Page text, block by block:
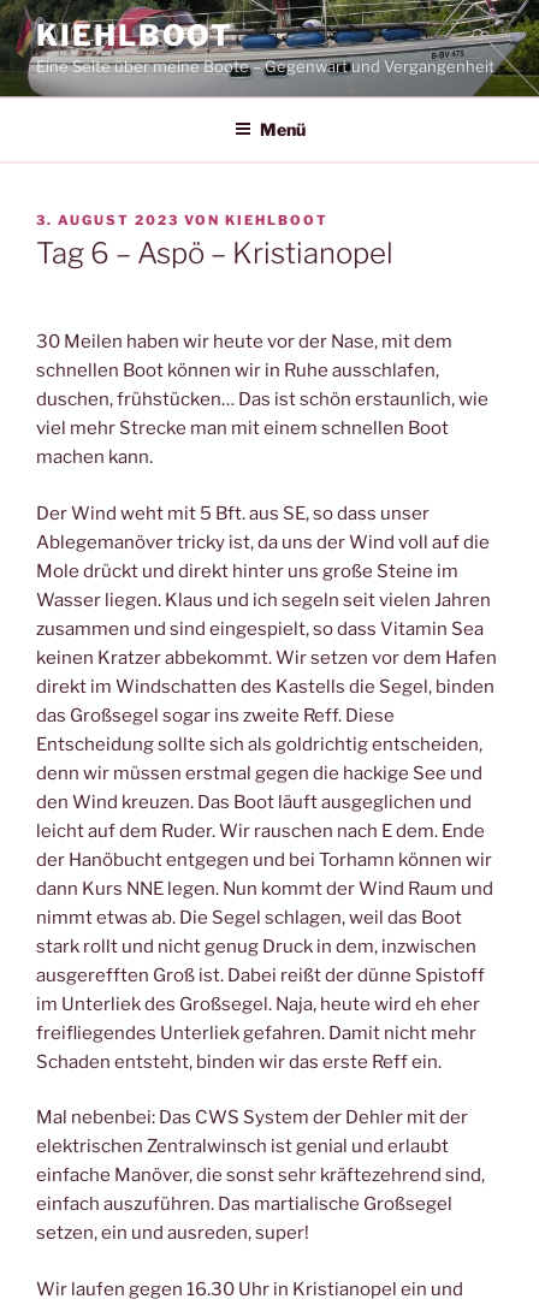
Zum
Inhalt
springen
KIEHLBOOT
Eine Seite über meine Boote – Gegenwart und Vergangenheit
Menü
VERÖFFENTLICHT
AM
3. AUGUST 2023 VON KIEHLBOOT
Tag 6 – Aspö – Kristianopel
30 Meilen haben wir heute vor der Nase, mit dem
schnellen Boot können wir in Ruhe ausschlafen,
duschen, frühstücken… Das ist schön erstaunlich, wie
viel mehr Strecke man mit einem schnellen Boot
machen kann.
Der Wind weht mit 5 Bft. aus SE, so dass unser
Ablegemanöver tricky ist, da uns der Wind voll auf die
Mole drückt und direkt hinter uns große Steine im
Wasser liegen. Klaus und ich segeln seit vielen Jahren
zusammen und sind eingespielt, so dass Vitamin Sea
keinen Kratzer abbekommt. Wir setzen vor dem Hafen
direkt im Windschatten des Kastells die Segel, binden
das Großsegel sogar ins zweite Reff. Diese
Entscheidung sollte sich als goldrichtig entscheiden,
denn wir müssen erstmal gegen die hackige See und
den Wind kreuzen. Das Boot läuft ausgeglichen und
leicht auf dem Ruder. Wir rauschen nach E dem. Ende
der Hanöbucht entgegen und bei Torhamn können wir
dann Kurs NNE legen. Nun kommt der Wind Raum und
nimmt etwas ab. Die Segel schlagen, weil das Boot
stark rollt und nicht genug Druck in dem, inzwischen
ausgerefften Groß ist. Dabei reißt der dünne Spistoff
im Unterliek des Großsegel. Naja, heute wird eh eher
freifliegendes Unterliek gefahren. Damit nicht mehr
Schaden entsteht, binden wir das erste Reff ein.
Mal nebenbei: Das CWS System der Dehler mit der
elektrischen Zentralwinsch ist genial und erlaubt
einfache Manöver, die sonst sehr kräftezehrend sind,
einfach auszuführen. Das martialische Großsegel
setzen, ein und ausreden, super!
Wir laufen gegen 16.30 Uhr in Kristianopel ein und